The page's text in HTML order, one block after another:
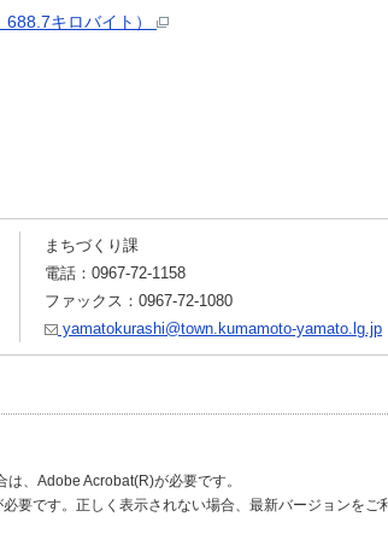
キロバイト）
まちづくり課
電話： 0967-72-1158
ファックス：0967-72-1080
yamatokurashi@town.kumamoto-yamato.lg.jp
、Adobe Acrobat(R)が必要です。
要です。正しく表示されない場合、最新バージョンをご